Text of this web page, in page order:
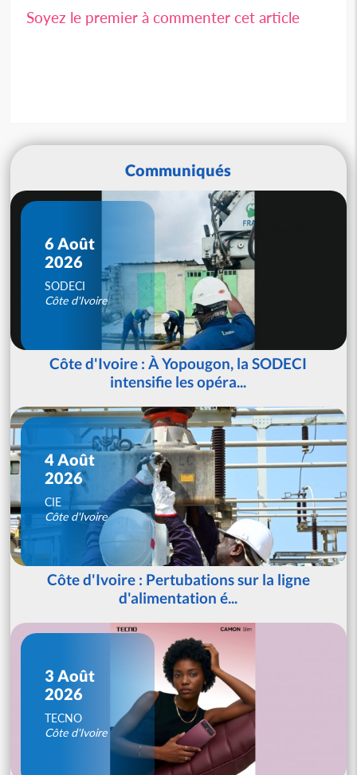
Soyez le premier à commenter cet article
Communiqués
6 Août
2026
SODECI
Côte d'Ivoire
Côte d'Ivoire : À Yopougon, la SODECI
intensifie les opéra...
4 Août
2026
CIE
Côte d'Ivoire
Côte d'Ivoire : Pertubations sur la ligne
d'alimentation é...
3 Août
2026
TECNO
Côte d'Ivoire